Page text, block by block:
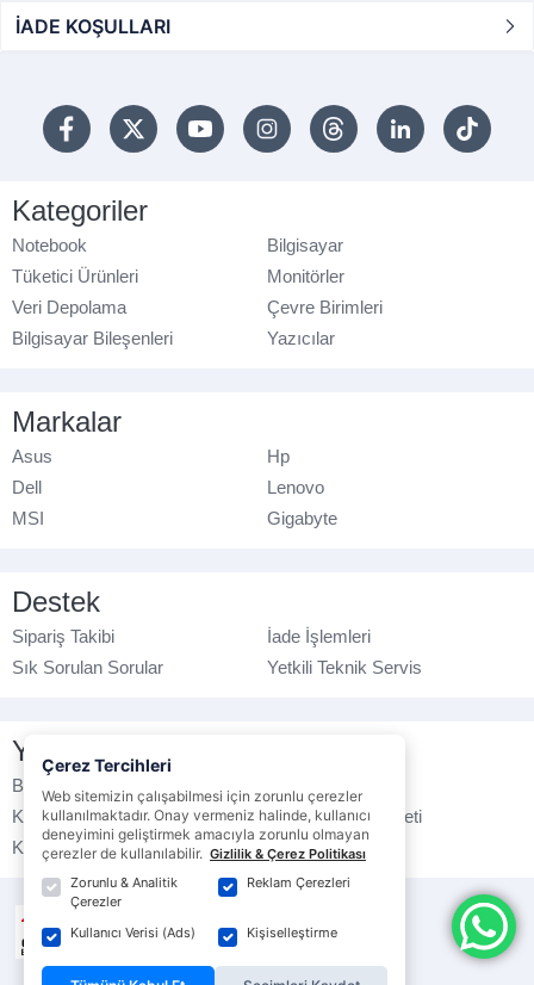
İADE KOŞULLARI
Kategoriler
Notebook
Bilgisayar
Tüketici Ürünleri
Monitörler
Veri Depolama
Çevre Birimleri
Bilgisayar Bileşenleri
Yazıcılar
Markalar
Asus
Hp
Dell
Lenovo
MSI
Gigabyte
Destek
Sipariş Takibi
İade İşlemleri
Sık Sorulan Sorular
Yetkili Teknik Servis
Yasal Bilgilendirme
Banka Hesap No
Kullanım Koşulları
Ticari Elektronik İleti
K.V.K.K. Politikası
Veri Gizliliği
Çerez Tercihleri
Web sitemizin çalışabilmesi için zorunlu çerezler
kullanılmaktadır. Onay vermeniz halinde, kullanıcı
deneyimini geliştirmek amacıyla zorunlu olmayan
çerezler de kullanılabilir. Gizlilik & Çerez Politikası
Zorunlu & Analitik
Çerezler
Reklam Çerezleri
Kullanıcı Verisi (Ads) Kişiselleştirme